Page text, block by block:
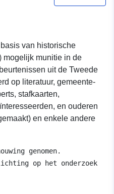
van historische
mogelijk munitie in de
uit de Tweede
op literatuur, gemeente-
stafkaarten,
en ouderen
en enkele andere
genomen.